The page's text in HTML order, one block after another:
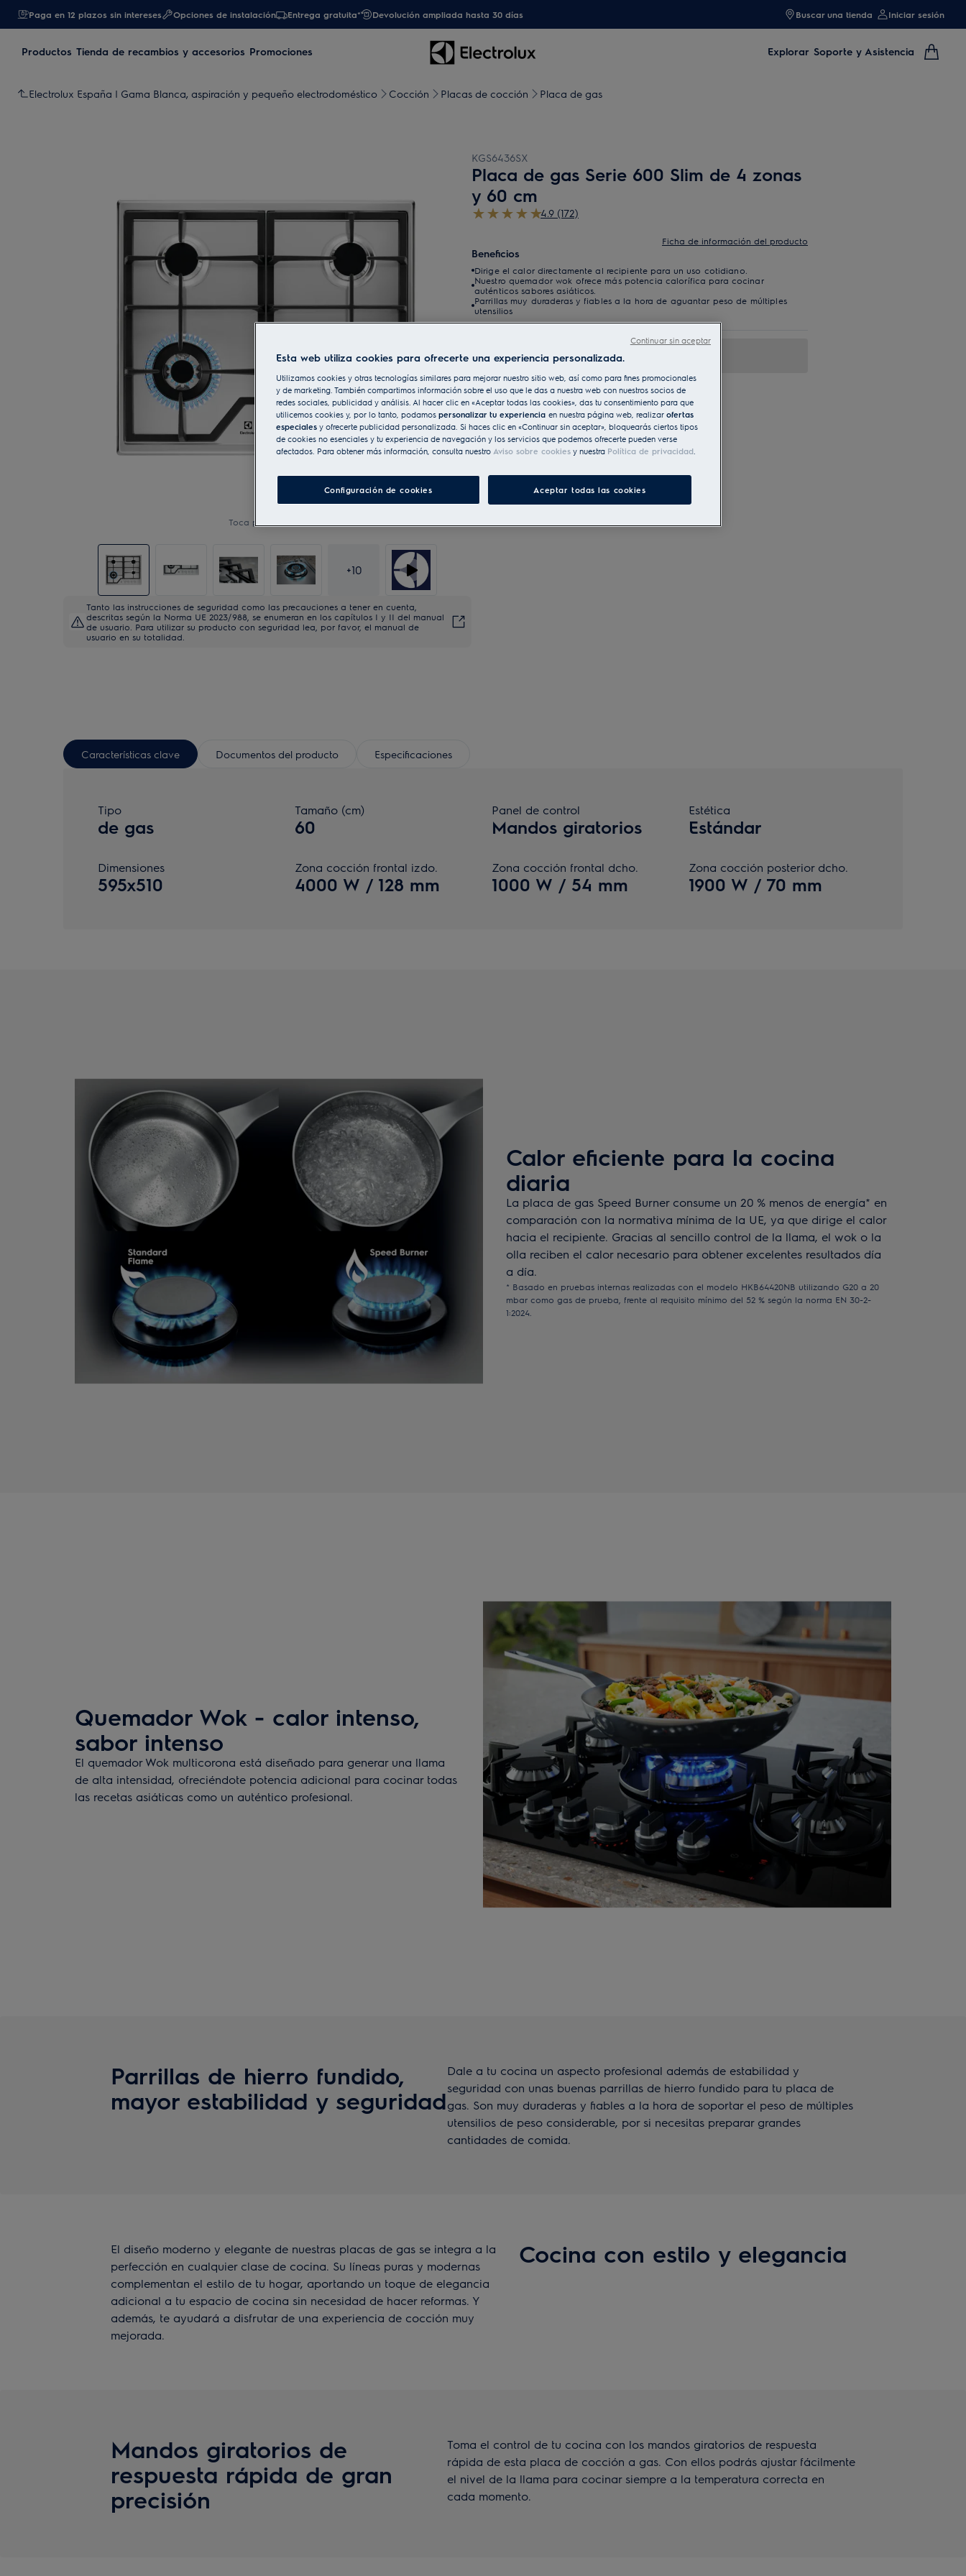
Paga en 12 plazos sin intereses Opciones de instalación Entrega gratuita* Devolución ampliada hasta 30 días Buscar una tienda Iniciar sesión
Productos Tienda de recambios y accesorios Promociones Explorar Soporte y Asistencia
Electrolux España | Gama Blanca, aspiración y pequeño electrodoméstico Cocción Placas de cocción Placa de gas
Toca para ampliar
+10
Tanto las instrucciones de seguridad como las precauciones a tener en cuenta,
descritas según la Norma UE 2023/988, se enumeran en los capítulos I y II del manual
de usuario. Para utilizar su producto con seguridad lea, por favor, el manual de
usuario en su totalidad.
KGS6436SX
Placa de gas Serie 600 Slim de 4 zonas
y 60 cm
4.9 (172)
Ficha de información del producto
Beneficios
Dirige el calor directamente al recipiente para un uso cotidiano.
Nuestro quemador wok ofrece más potencia calorífica para cocinar
auténticos sabores asiáticos.
Parrillas muy duraderas y fiables a la hora de aguantar peso de múltiples
utensilios
Características clave Documentos del producto Especificaciones
Tipo
de gas
Tamaño (cm)
60
Panel de control
Mandos giratorios
Estética
Estándar
Dimensiones
595x510
Zona cocción frontal izdo.
4000 W / 128 mm
Zona cocción frontal dcho.
1000 W / 54 mm
Zona cocción posterior dcho.
1900 W / 70 mm
Calor eficiente para la cocina
diaria
La placa de gas Speed Burner consume un 20 % menos de energía* en
comparación con la normativa mínima de la UE, ya que dirige el calor
hacia el recipiente. Gracias al sencillo control de la llama, el wok o la
olla reciben el calor necesario para obtener excelentes resultados día
a día.
* Basado en pruebas internas realizadas con el modelo HKB64420NB utilizando G20 a 20
mbar como gas de prueba, frente al requisito mínimo del 52 % según la norma EN 30-2-
1:2024.
Quemador Wok - calor intenso,
sabor intenso
El quemador Wok multicorona está diseñado para generar una llama
de alta intensidad, ofreciéndote potencia adicional para cocinar todas
las recetas asiáticas como un auténtico profesional.
Parrillas de hierro fundido,
mayor estabilidad y seguridad
Dale a tu cocina un aspecto profesional además de estabilidad y
seguridad con unas buenas parrillas de hierro fundido para tu placa de
gas. Son muy duraderas y fiables a la hora de soportar el peso de múltiples
utensilios de peso considerable, por si necesitas preparar grandes
cantidades de comida.
Cocina con estilo y elegancia
El diseño moderno y elegante de nuestras placas de gas se integra a la
perfección en cualquier clase de cocina. Su líneas puras y modernas
complementan el estilo de tu hogar, aportando un toque de elegancia
adicional a tu espacio de cocina sin necesidad de hacer reformas. Y
además, te ayudará a disfrutar de una experiencia de cocción muy
mejorada.
Mandos giratorios de
respuesta rápida de gran
precisión
Toma el control de tu cocina con los mandos giratorios de respuesta
rápida de esta placa de cocción a gas. Con ellos podrás ajustar fácilmente
el nivel de la llama para cocinar siempre a la temperatura correcta en
cada momento.
Esta web utiliza cookies para ofrecerte una experiencia personalizada.
Utilizamos cookies y otras tecnologías similares para mejorar nuestro sitio web, así como para fines promocionales
y de marketing. También compartimos información sobre el uso que le das a nuestra web con nuestros socios de
redes sociales, publicidad y análisis. Al hacer clic en «Aceptar todas las cookies», das tu consentimiento para que
utilicemos cookies y, por lo tanto, podamos personalizar tu experiencia en nuestra página web, realizar ofertas
especiales y ofrecerte publicidad personalizada. Si haces clic en «Continuar sin aceptar», bloquearás ciertos tipos
de cookies no esenciales y tu experiencia de navegación y los servicios que podemos ofrecerte pueden verse
afectados. Para obtener más información, consulta nuestro Aviso sobre cookies y nuestra Política de privacidad.
Configuración de cookies Aceptar todas las cookies
Continuar sin aceptar